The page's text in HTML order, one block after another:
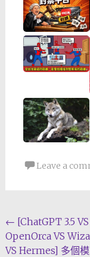
Leave a
Post
navigation
← [ChatGPT 3.5
OpenOrca VS
VS Hermes] 多個